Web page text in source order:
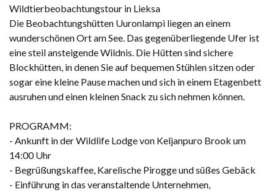
Wildtierbeobachtungstour in Lieksa
Die Beobachtungshütten Uuronlampi liegen an einem
wunderschönen Ort am See. Das gegenüberliegende Ufer ist
eine steil ansteigende Wildnis. Die Hütten sind sichere
Blockhütten, in denen Sie auf bequemen Stühlen sitzen oder
sogar eine kleine Pause machen und sich in einem Etagenbett
ausruhen und einen kleinen Snack zu sich nehmen können.
PROGRAMM:
- Ankunft in der Wildlife Lodge von Keljanpuro Brook um
14:00 Uhr
- Begrüßungskaffee, Karelische Pirogge und süßes Gebäck
- Einführung in das veranstaltende Unternehmen,